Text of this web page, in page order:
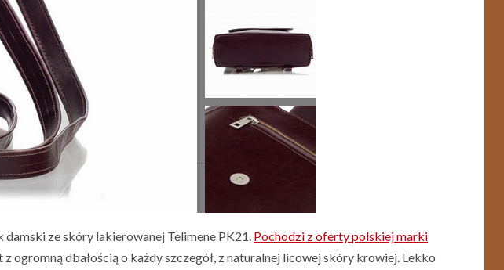
ze skóry lakierowanej Telimene PK21. Pochodzi z oferty polskiej marki
z ogromną dbałością o każdy szczegół, z naturalnej licowej skóry krowiej. Lekko